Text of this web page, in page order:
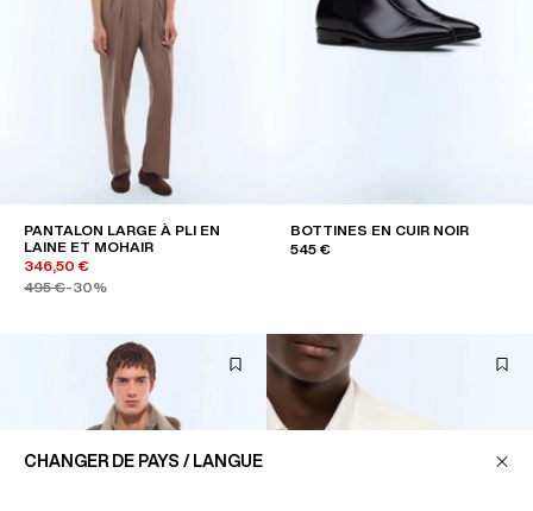
PANTALON LARGE À PLI EN
LAINE ET MOHAIR
346,50 €
495 €-30%
BOTTINES EN CUIR NOIR
545 €
CHANGER DE PAYS / LANGUE